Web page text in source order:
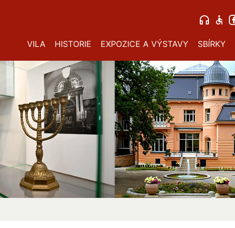
VILA HISTORIE EXPOZICE A VÝSTAVY SBÍRKY